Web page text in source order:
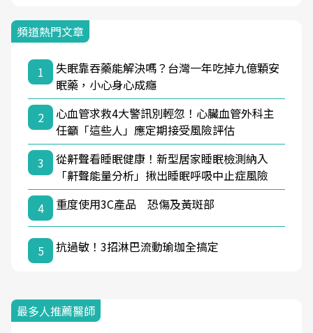
頻道熱門文章
1
失眠靠吞藥能解決嗎？台灣一年吃掉九億顆安
眠藥，小心身心成癮
2
心血管求救4大警訊別輕忽！心臟血管外科主
任籲「這些人」應定期接受風險評估
3
從鼾聲看睡眠健康！新型居家睡眠檢測納入
「鼾聲能量分析」揪出睡眠呼吸中止症風險
4
重度使用3C產品 恐傷及黃斑部
5 抗過敏！3招淋巴流動瑜珈全搞定
最多人推薦醫師